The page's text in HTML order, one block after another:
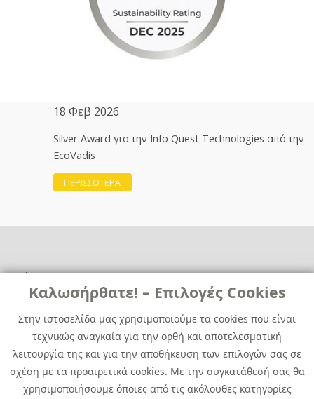
Καλωσήρθατε! – Επιλογές Cookies
Στην ιστοσελίδα μας χρησιμοποιούμε τα cookies που είναι
τεχνικώς αναγκαία για την ορθή και αποτελεσματική
λειτουργία της και για την αποθήκευση των επιλογών σας σε
σχέση με τα προαιρετικά cookies. Με την συγκατάθεσή σας θα
χρησιμοποιήσουμε όποιες από τις ακόλουθες κατηγορίες
18 Φεβ 2026
Silver Award για την Info Quest Technologies από την
EcoVadis
ΠΕΡΙΣΣΟΤΕΡΑ
Χρήσιμα
Χρήσιμα
Επικοινωνία
Media Kit
Καριέρα
Όμιλος Quest
Site Map